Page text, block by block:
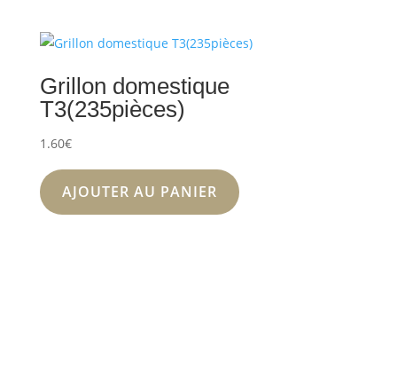
Grillon domestique
T3(235pièces)
1.60€
AJOUTER AU PANIER